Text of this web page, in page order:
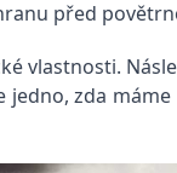
před
vlastnosti.
zda